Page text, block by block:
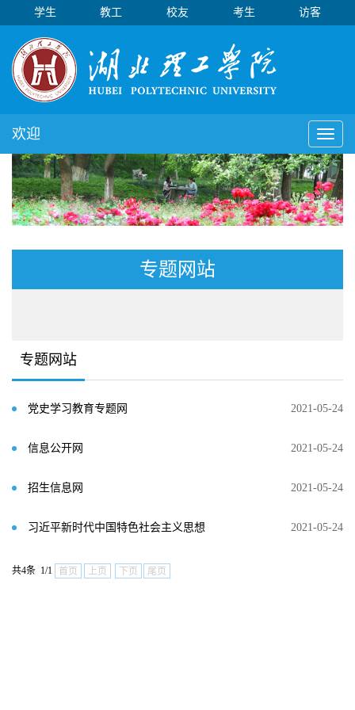
学生 教工 校友 考生 访客
Toggle
欢迎
专题网站
专题网站
党史学习教育专题网 2021-05-24
信息公开网 2021-05-24
招生信息网 2021-05-24
习近平新时代中国特色社会主义思想 2021-05-24
共4条 1/1 首页 上页 下页 尾页